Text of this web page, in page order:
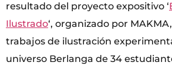
resultado del proyecto expositivo ‘
Ilustrado‘, organizado por
trabajos de ilustración
universo Berlanga de 34